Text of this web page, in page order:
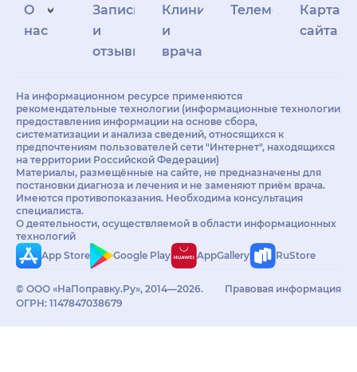
О
нас
Запись
и
отзывы
Клиникам
и
врачам
Телемедицина
Карта
сайта
На информационном ресурсе применяются
рекомендательные технологии (информационные технологии
предоставления информации на основе сбора,
систематизации и анализа сведений, относящихся к
предпочтениям пользователей сети "Интернет", находящихся
на территории Российской Федерации)
Материалы, размещённые на сайте, не предназначены для
постановки диагноза и лечения и не заменяют приём врача.
Имеются противопоказания. Необходима консультация
специалиста.
О деятельности, осуществляемой в области информационных
технологий
App Store
Google Play AppGallery RuStore
© ООО «НаПоправку.Ру», 2014—2026.
ОГРН: 1147847038679
Правовая информация